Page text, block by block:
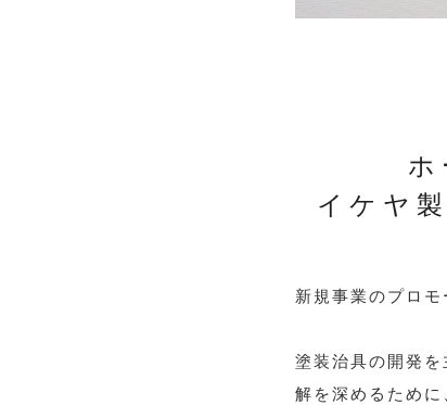
イケヤ
新規事業のプロモ
塗装治具の開発
解を深めるために